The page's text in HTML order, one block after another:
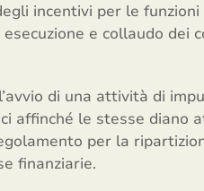
incentivi per le
e collaudo dei
di una attività di
affinché le stesse diano
per la
finanziarie.